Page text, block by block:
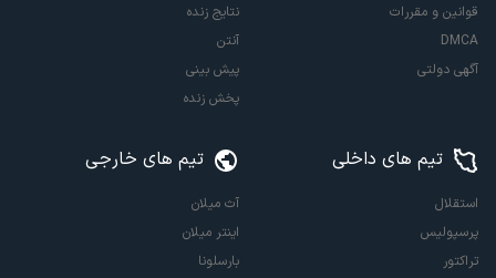
قوانین و مقررات
DMCA
آگهی دولتی
نتایج زنده
آنتن
پیش بینی
پخش زنده
تیم های داخلی
استقلال
پرسپولیس
تراکتور
تیم های خارجی
آث میلان
اینتر میلان
بارسلونا